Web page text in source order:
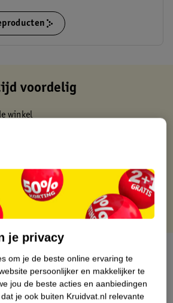
voordelig
winkel
vanaf 50.00
Kruidvat kaart
je privacy
om je de beste online ervaring te
persoonlijker en makkelijker te
jou de beste acties en aanbiedingen
je ook buiten Kruidvat.nl relevante